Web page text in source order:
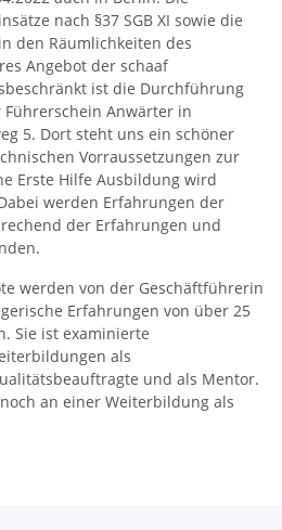
nach §37 SGB XI sowie die
den Räumlichkeiten des
Angebot der schaaf
ist die Durchführung
Anwärter in
5. Dort steht uns ein schöner
Vorraussetzungen zur
Erste Hilfe Ausbildung wird
werden Erfahrungen der
der Erfahrungen und
werden von der Geschäftführerin
Erfahrungen von über 25
Sie ist examinierte
als
und als Mentor.
an einer Weiterbildung als